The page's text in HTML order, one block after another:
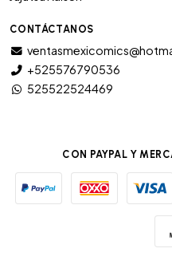
CONTÁCTANOS
+525576790536
525522524469
CON PAYPAL Y